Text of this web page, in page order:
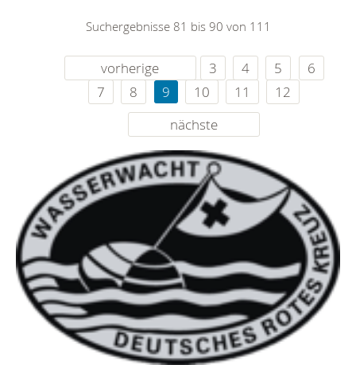
Suchergebnisse 81 bis 90 von 111
vorherige 3 4 5
6
7
8 9 10 11
12
nächste